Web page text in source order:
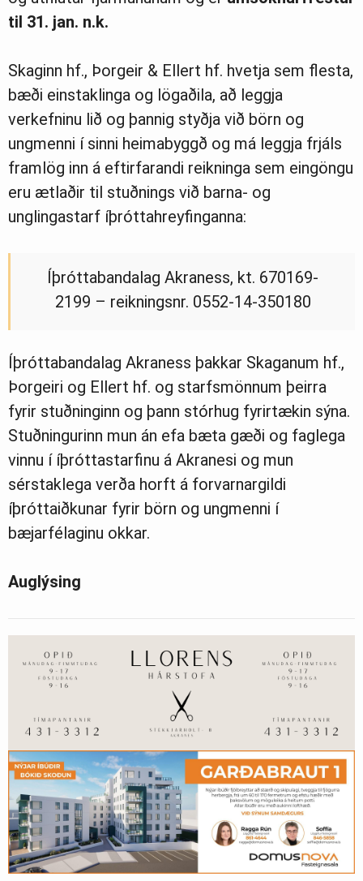
til 31. jan. n.k.
Skaginn hf., Þorgeir & Ellert hf. hvetja sem flesta,
bæði einstaklinga og lögaðila, að leggja
verkefninu lið og þannig styðja við börn og
ungmenni í sinni heimabyggð og má leggja frjáls
framlög inn á eftirfarandi reikninga sem eingöngu
eru ætlaðir til stuðnings við barna- og
unglingastarf íþróttahreyfinganna:
Íþróttabandalag Akraness, kt. 670169-
2199 – reikningsnr. 0552-14-350180
Íþróttabandalag Akraness þakkar Skaganum hf.,
Þorgeiri og Ellert hf. og starfsmönnum þeirra
fyrir stuðninginn og þann stórhug fyrirtækin sýna.
Stuðningurinn mun án efa bæta gæði og faglega
vinnu í íþróttastarfinu á Akranesi og mun
sérstaklega verða horft á forvarnargildi
íþróttaiðkunar fyrir börn og ungmenni í
bæjarfélaginu okkar.
Auglýsing